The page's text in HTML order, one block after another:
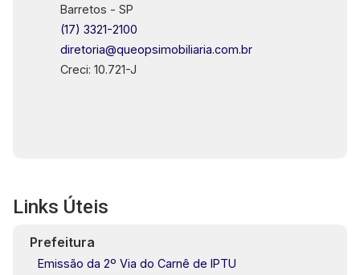
Barretos - SP
(17) 3321-2100
diretoria@queopsimobiliaria.com.br
Creci: 10.721-J
Links Úteis
Prefeitura
Emissão da 2º Via do Carnê de IPTU